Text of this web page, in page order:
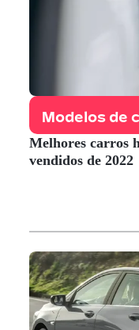
Modelos de
Melhores carros
vendidos de 2022